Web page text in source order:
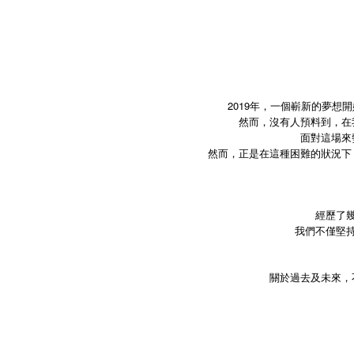
2019年，一個嶄新的夢想
然而，沒有人預料到，
面對這場
然而，正是在這種困難的狀況
經歷了
我們不僅堅
關於過去及未來